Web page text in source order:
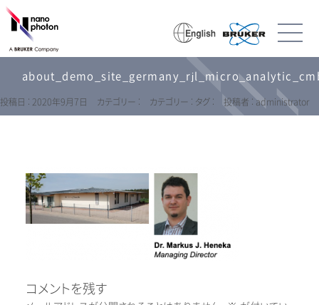
投稿日 : 2020年9月7日 カテゴリー : カテゴリー : タグ : 投稿者 : administrator
コメントを残す